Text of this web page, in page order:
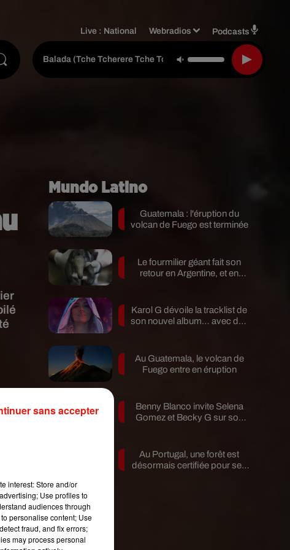
Live : National Webradios Podcasts
Balada (tche Tcherere Tche Tche) (live) - Gusttavo Lima
les
Mundo Latino
Guatemala : l'éruption du
volcan de Fuego est terminée
Le fourmilier géant fait son
retour en Argentine, et en
Karol G dévoile la tracklist de
son nouvel album… avec des
Au Guatemala, le volcan de
Fuego entre en éruption
Benny Blanco invite Selena
Gomez et Becky G sur son
Au Portugal, une forêt est
désormais certifiée pour ses
interest: Store and/or
Use profiles to
audiences through
personalise content; Use
fraud, and fix errors;
may process personal
sans accepter